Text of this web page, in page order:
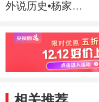
外说历史•杨家将